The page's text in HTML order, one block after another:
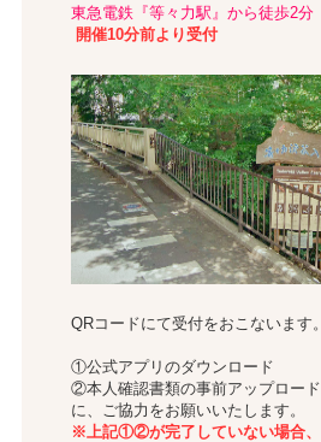
東急電鉄『等々力駅』から徒歩2分
開催10分前より受付
QRコードにて受付をおこないます。
①公式アプリのダウンロード
②本人確認書類の事前アップロード
に、ご協力をお願いいたします。
※上記①②が完了していない場合、